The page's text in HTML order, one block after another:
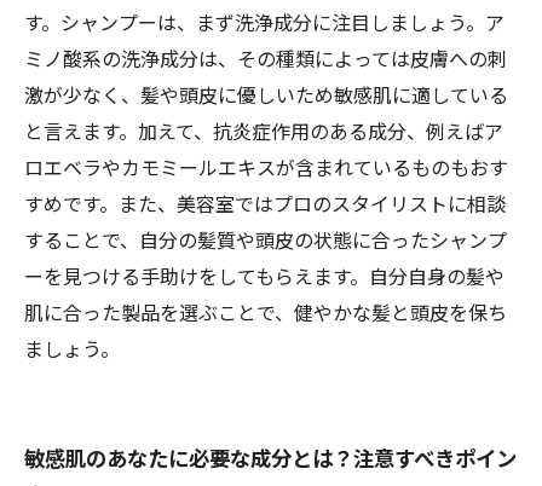
す。シャンプーは、まず洗浄成分に注目しましょう。ア
ミノ酸系の洗浄成分は、その種類によっては皮膚への刺
激が少なく、髪や頭皮に優しいため敏感肌に適している
と言えます。加えて、抗炎症作用のある成分、例えばア
ロエベラやカモミールエキスが含まれているものもおす
すめです。また、美容室ではプロのスタイリストに相談
することで、自分の髪質や頭皮の状態に合ったシャンプ
ーを見つける手助けをしてもらえます。自分自身の髪や
肌に合った製品を選ぶことで、健やかな髪と頭皮を保ち
ましょう。
敏感肌のあなたに必要な成分とは？注意すべきポイン